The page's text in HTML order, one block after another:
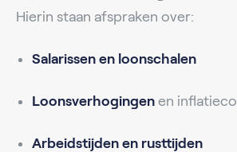
Hierin staan afspraken over:
Salarissen en loonschalen
Loonsverhogingen en
Arbeidstijden en rusttijden